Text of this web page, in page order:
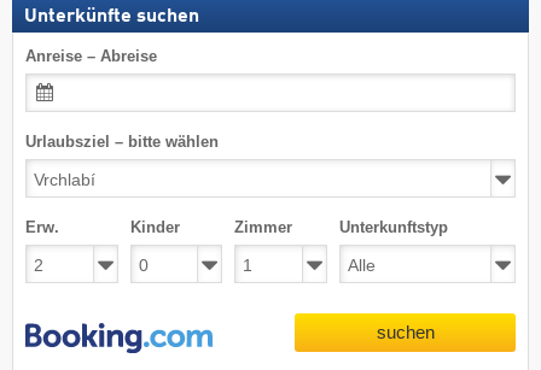
Unterkünfte suchen
Anreise – Abreise
Urlaubsziel – bitte wählen
Erw. Kinder Zimmer Unterkunftstyp
suchen